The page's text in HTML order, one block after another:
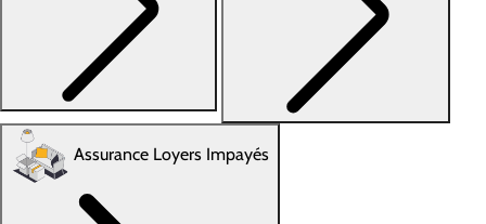
Assurance Loyers Impayés